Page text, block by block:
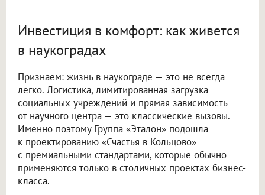
Инвестиция в комфорт: как живется
в наукоградах
Признаем: жизнь в наукограде — это не всегда
легко. Логистика, лимитированная загрузка
социальных учреждений и прямая зависимость
от научного центра — это классические вызовы.
Именно поэтому Группа «Эталон» подошла
к проектированию «Счастья в Кольцово»
с премиальными стандартами, которые обычно
применяются только в столичных проектах бизнес-
класса.